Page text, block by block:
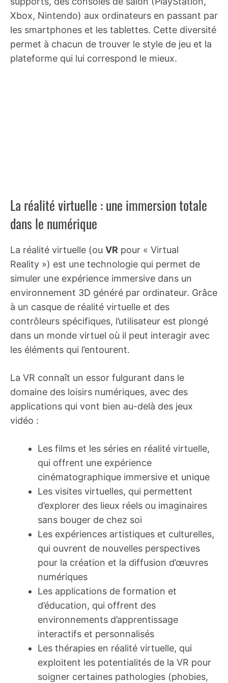
Xbox, Nintendo) aux ordinateurs en passant par
les smartphones et les tablettes. Cette diversité
permet à chacun de trouver le style de jeu et la
plateforme qui lui correspond le mieux.
La réalité virtuelle : une immersion totale
dans le numérique
La réalité virtuelle (ou VR pour « Virtual
Reality ») est une technologie qui permet de
simuler une expérience immersive dans un
environnement 3D généré par ordinateur. Grâce
à un casque de réalité virtuelle et des
contrôleurs spécifiques, l’utilisateur est plongé
dans un monde virtuel où il peut interagir avec
les éléments qui l’entourent.
La VR connaît un essor fulgurant dans le
domaine des loisirs numériques, avec des
applications qui vont bien au-delà des jeux
vidéo :
Les films et les séries en réalité virtuelle,
qui offrent une expérience
cinématographique immersive et unique
Les visites virtuelles, qui permettent
d’explorer des lieux réels ou imaginaires
sans bouger de chez soi
Les expériences artistiques et culturelles,
qui ouvrent de nouvelles perspectives
pour la création et la diffusion d’œuvres
numériques
Les applications de formation et
d’éducation, qui offrent des
environnements d’apprentissage
interactifs et personnalisés
Les thérapies en réalité virtuelle, qui
exploitent les potentialités de la VR pour
soigner certaines pathologies (phobies,